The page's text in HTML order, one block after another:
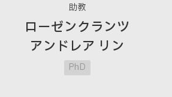
助教
ローゼンクランツ
アンドレア リン
PhD